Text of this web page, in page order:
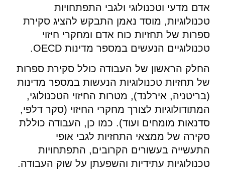
אדם מדעי וטכנולוגי ולגבי התפתחויות
טכנולוגיות, מוסד נאמן התבקש להציג סקירת
ספרות של תחזיות כוח אדם ומחקרי חיזוי
טכנולוגיים הנעשים במספר מדינות OECD.
החלק הראשון של העבודה כולל סקירת ספרות
של תחזיות טכנולוגיות הנעשות במספר מדינות
(בריטניה, אירלנד), מטרות החיזוי הטכנולוגי,
המתודולוגיות לצורך מחקרי החיזוי (סקר דלפי,
סדנאות מומחים ועוד). כמו כן, העבודה כוללת
סקירה של ממצאי התחזיות לגבי אופי
התעשייה בעשורים הקרובים, התפתחויות
טכנולוגיות עתידיות והשפעתן על שוק העבודה.